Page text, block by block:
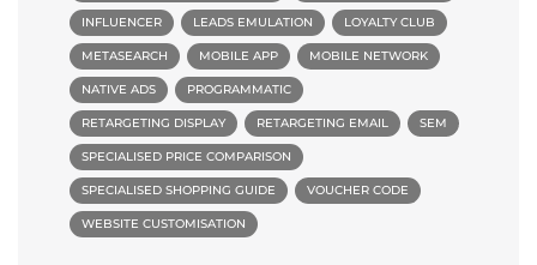
INFLUENCER LEADS EMULATION LOYALTY CLUB
METASEARCH MOBILE APP MOBILE NETWORK
NATIVE ADS PROGRAMMATIC
RETARGETING DISPLAY RETARGETING EMAIL SEM
SPECIALISED PRICE COMPARISON
SPECIALISED SHOPPING GUIDE VOUCHER CODE
WEBSITE CUSTOMISATION